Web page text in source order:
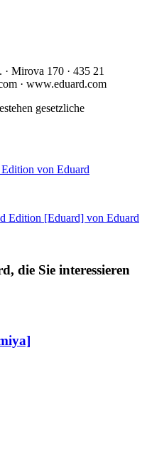
Mirova 170 · 435 21
· www.eduard.com
gesetzliche
von Eduard
Edition [Eduard] von Eduard
die Sie interessieren